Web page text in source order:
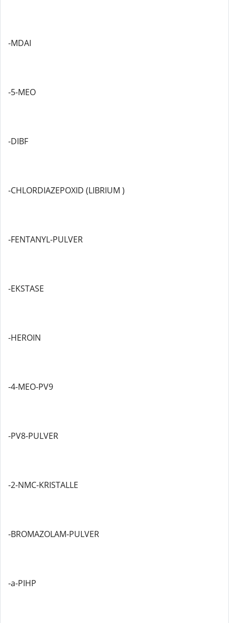
-MDAI
-5-MEO
-DIBF
-CHLORDIAZEPOXID (LIBRIUM )
-FENTANYL-PULVER
-EKSTASE
-HEROIN
-4-MEO-PV9
-PV8-PULVER
-2-NMC-KRISTALLE
-BROMAZOLAM-PULVER
-a-PIHP